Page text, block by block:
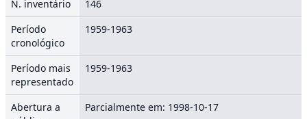
N. inventário
146
Período
cronológico
1959-1963
Período mais
representado
1959-1963
Abertura a
Parcialmente em: 1998-10-17